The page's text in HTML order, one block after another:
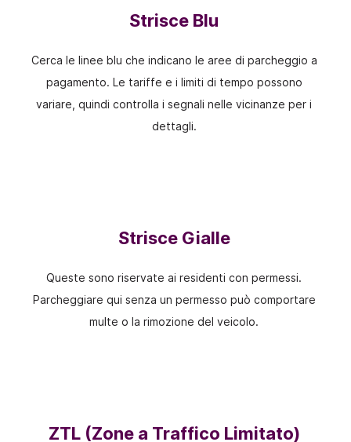
Strisce Blu
Cerca le linee blu che indicano le aree di parcheggio a
pagamento. Le tariffe e i limiti di tempo possono
variare, quindi controlla i segnali nelle vicinanze per i
dettagli.
Strisce Gialle
Queste sono riservate ai residenti con permessi.
Parcheggiare qui senza un permesso può comportare
multe o la rimozione del veicolo.
ZTL (Zone a Traffico Limitato)